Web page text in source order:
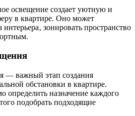
освещение создает уютную и
в квартире. Оно может
зонировать пространство
— важный этап создания
обстановки в квартире.
определить назначение каждого
подобрать подходящие